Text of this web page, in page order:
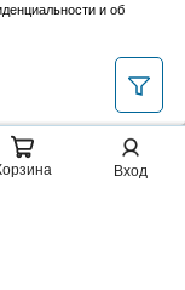
Вход
доставку до
и об